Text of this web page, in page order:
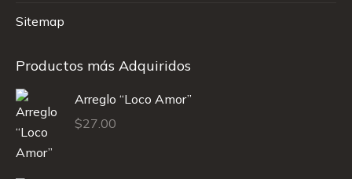
Sitemap
Productos más Adquiridos
Arreglo “Loco Amor”
$27.00